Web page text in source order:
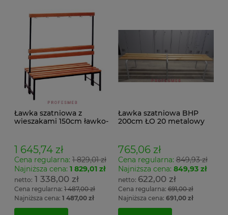
Ławka szatniowa z
wieszakami 150cm ławko-
1 645,74 zł
Cena regularna: 1 829,01 zł
Najniższa cena: 1 829,01 zł
1 338,00 zł
Cena regularna: 1 487,00 zł
Najniższa cena: 1 487,00 zł
Ławka szatniowa BHP
200cm ŁO 20 metalowy
765,06 zł
Cena regularna:849,93 zł
Najniższa cena: 849,93 zł
622,00 zł
Cena regularna:691,00 zł
Najniższa cena: 691,00 zł